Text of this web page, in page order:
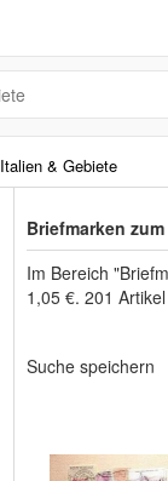
Italien & Gebiete
Briefmarken
Im Bereich
1,05 €. 201
Suche speichern